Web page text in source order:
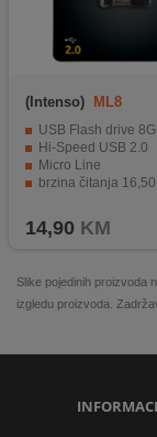
(Intenso) ML8
USB Flash drive
Hi-Speed USB 2.0
Micro Line
brzina čitanja 16,50
14,90 KM
Slike pojedinih proizvoda
izgledu proizvoda.